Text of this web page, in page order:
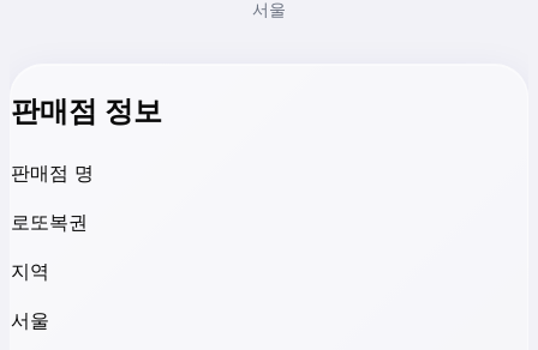
서울
판매점 정보
판매점 명
로또복권
지역
서울